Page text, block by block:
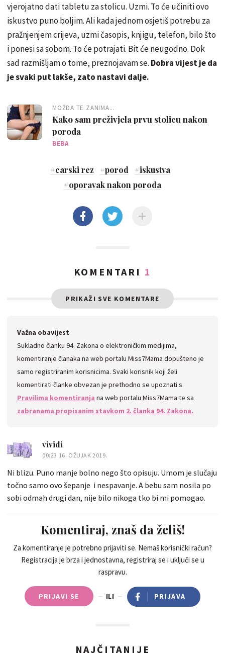
vjerojatno dati tabletu za stolicu. Uzmi. To će učiniti ovo
iskustvo puno boljim. Ali kada jednom osjetiš potrebu za
pražnjenjem crijeva, uzmi časopis, knjigu, telefon, bilo što
i ponesi sa sobom. To će potrajati. Bit će neugodno. Dok
sad razmišljam o tome, preznojavam se. Dobra vijest je da
je svaki put lakše, zato nastavi dalje.
MOŽDA TE ZANIMA...
Kako sam preživjela prvu stolicu nakon
poroda
BEBA
#carski rez #porod #iskustva
#oporavak nakon poroda
KOMENTARI 1
PRIKAŽI SVE KOMENTARE
Važna obavijest
Sukladno članku 94. Zakona o elektroničkim medijima,
komentiranje članaka na web portalu Miss7Mama dopušteno je
samo registriranim korisnicima. Svaki korisnik koji želi
komentirati članke obvezan je prethodno se upoznati s
Pravilima komentiranja na web portalu Miss7Mama te sa
zabranama propisanim stavkom 2. članka 94. Zakona.
vividi
00:23 16. OŽUJAK 2019.
Ni blizu. Puno manje bolno nego što opisuju. Umom je slučaju
točno samo ovo šepanje i nespavanje. A bebu sam nosila po
sobi odmah drugi dan, nije bilo nikoga tko bi mi pomogao.
Komentiraj, znaš da želiš!
Za komentiranje je potrebno prijaviti se. Nemaš korisnički račun?
Registracija je brza i jednostavna, registriraj se i uključi se u
raspravu.
PRIJAVI SE ILI PRIJAVA
NAJČITANIJE